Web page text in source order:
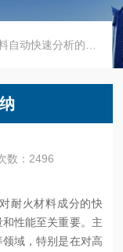
动快速分析的归纳
数：2496
耐火材料成分的快
性能至关重要。主
域，特别是在对高